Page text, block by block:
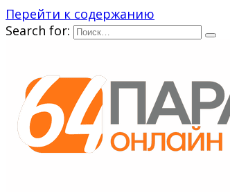
Перейти к содержанию
Search for: